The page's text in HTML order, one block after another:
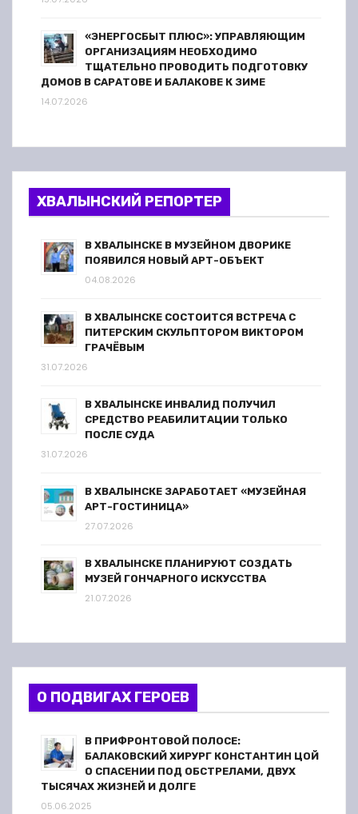
«ЭНЕРГОСБЫТ ПЛЮС»: УПРАВЛЯЮЩИМ
ОРГАНИЗАЦИЯМ НЕОБХОДИМО
ТЩАТЕЛЬНО ПРОВОДИТЬ ПОДГОТОВКУ
ДОМОВ В САРАТОВЕ И БАЛАКОВЕ К ЗИМЕ
14.07.2026
ХВАЛЫНСКИЙ РЕПОРТЕР
В ХВАЛЫНСКЕ В МУЗЕЙНОМ ДВОРИКЕ
ПОЯВИЛСЯ НОВЫЙ АРТ-ОБЪЕКТ
04.08.2026
В ХВАЛЫНСКЕ СОСТОИТСЯ ВСТРЕЧА С
ПИТЕРСКИМ СКУЛЬПТОРОМ ВИКТОРОМ
ГРАЧЁВЫМ
31.07.2026
В ХВАЛЫНСКЕ ИНВАЛИД ПОЛУЧИЛ
СРЕДСТВО РЕАБИЛИТАЦИИ ТОЛЬКО
ПОСЛЕ СУДА
31.07.2026
В ХВАЛЫНСКЕ ЗАРАБОТАЕТ «МУЗЕЙНАЯ
АРТ-ГОСТИНИЦА»
27.07.2026
В ХВАЛЫНСКЕ ПЛАНИРУЮТ СОЗДАТЬ
МУЗЕЙ ГОНЧАРНОГО ИСКУССТВА
21.07.2026
О ПОДВИГАХ ГЕРОЕВ
В ПРИФРОНТОВОЙ ПОЛОСЕ:
БАЛАКОВСКИЙ ХИРУРГ КОНСТАНТИН ЦОЙ
О СПАСЕНИИ ПОД ОБСТРЕЛАМИ, ДВУХ
ТЫСЯЧАХ ЖИЗНЕЙ И ДОЛГЕ
05.06.2025